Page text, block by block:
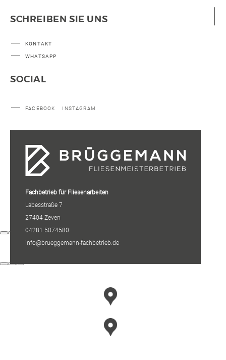
SCHREIBEN SIE UNS
KONTAKT
WHATSAPP
SOCIAL
FACEBOOK INSTAGRAM
Fachbetrieb für Fliesenarbeiten
Labesstraße 7
27404 Zeven
04281 5074580
info@brueggemann-fachbetrieb.de